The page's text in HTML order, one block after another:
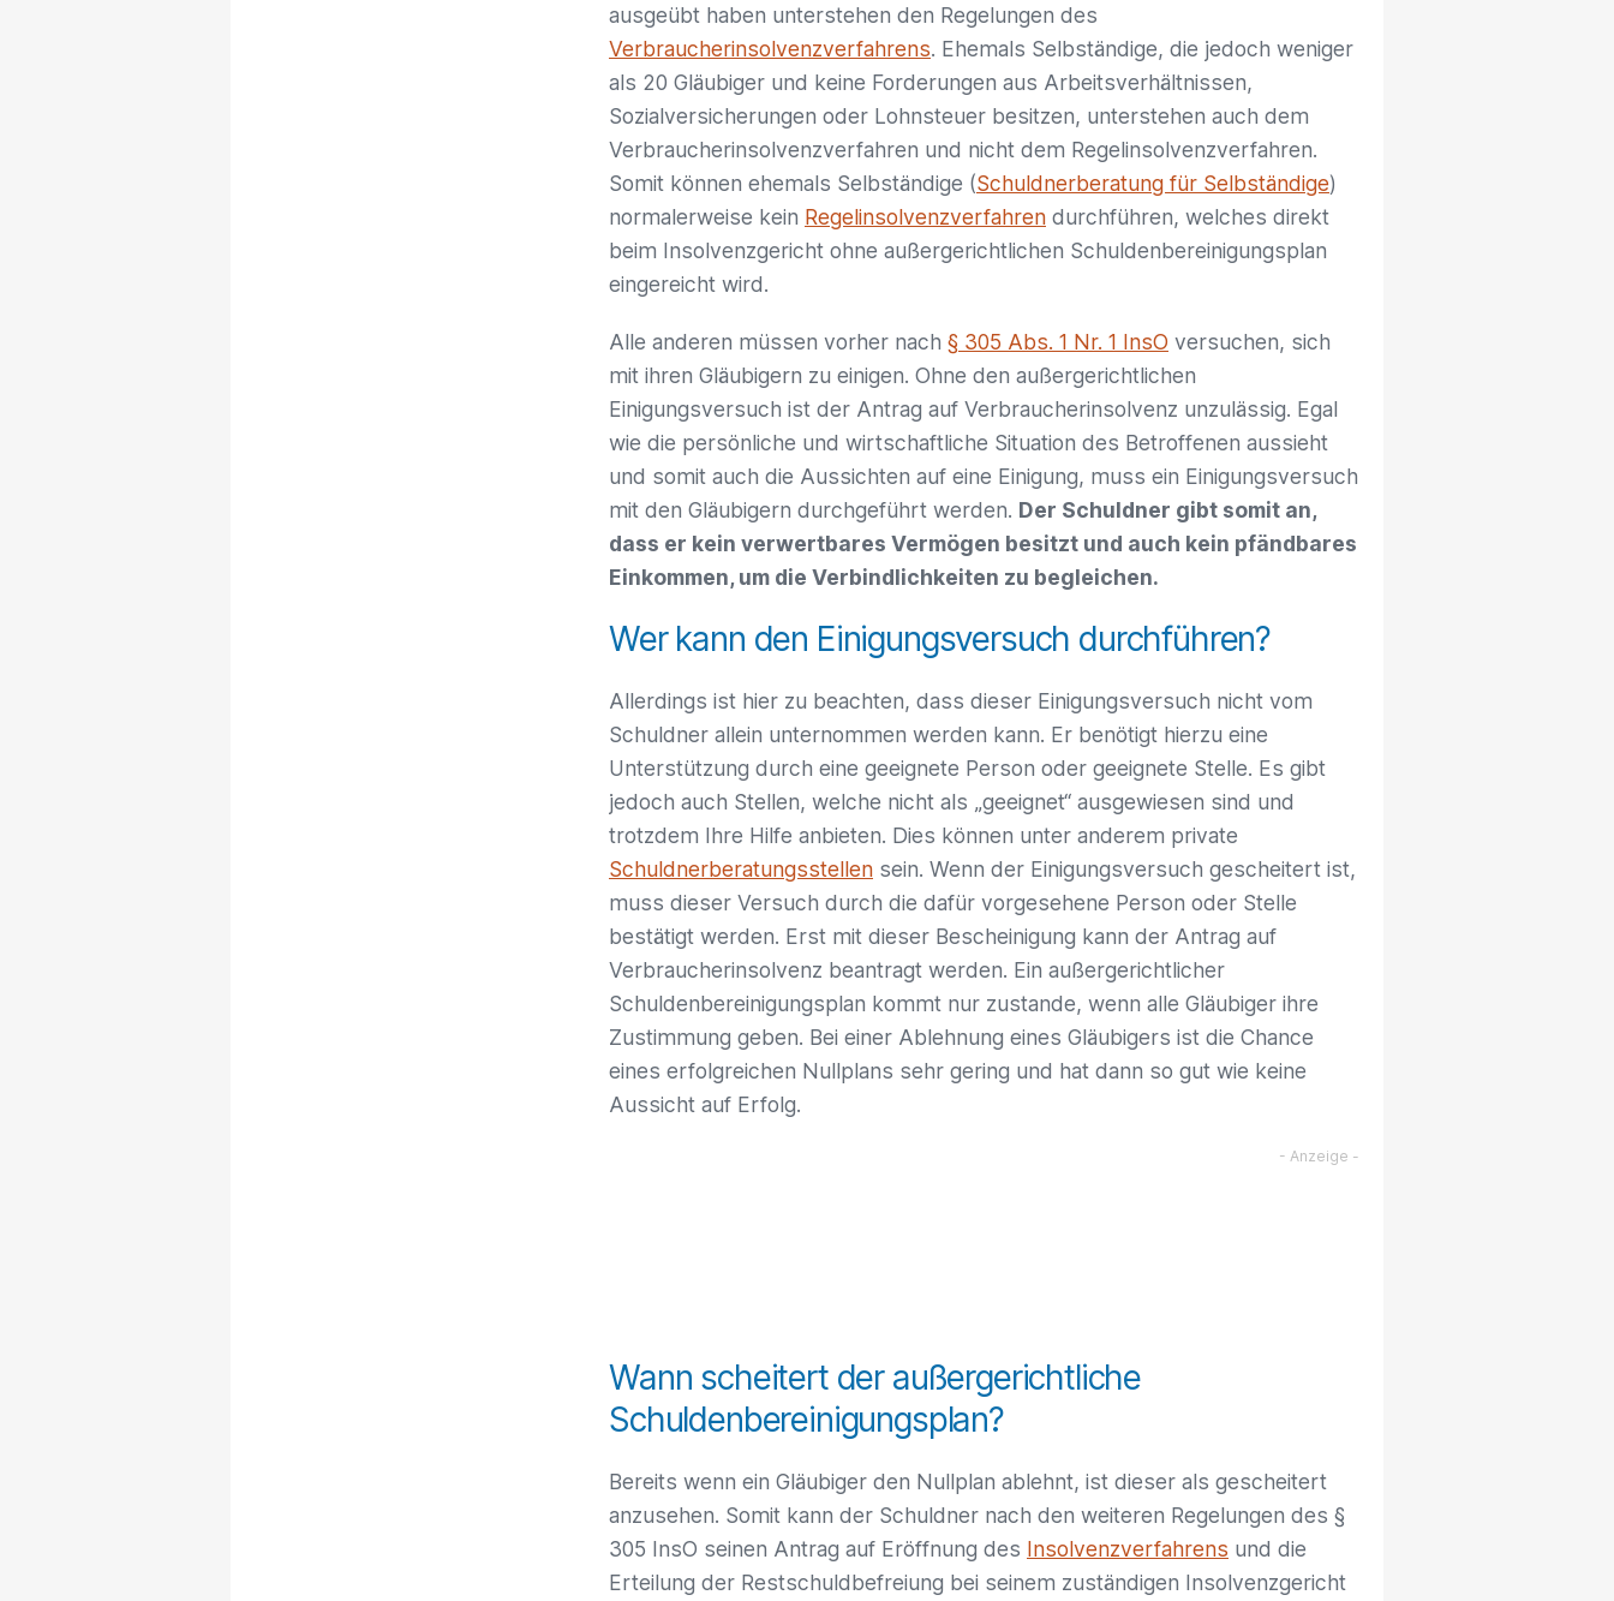
ausgeübt haben unterstehen den Regelungen des
Verbraucherinsolvenzverfahrens. Ehemals Selbständige, die jedoch weniger
als 20 Gläubiger und keine Forderungen aus Arbeitsverhältnissen,
Sozialversicherungen oder Lohnsteuer besitzen, unterstehen auch dem
Verbraucherinsolvenzverfahren und nicht dem Regelinsolvenzverfahren.
Somit können ehemals Selbständige (Schuldnerberatung für Selbständige)
normalerweise kein Regelinsolvenzverfahren durchführen, welches direkt
beim Insolvenzgericht ohne außergerichtlichen Schuldenbereinigungsplan
eingereicht wird.
Alle anderen müssen vorher nach § 305 Abs. 1 Nr. 1 InsO versuchen, sich
mit ihren Gläubigern zu einigen. Ohne den außergerichtlichen
Einigungsversuch ist der Antrag auf Verbraucherinsolvenz unzulässig. Egal
wie die persönliche und wirtschaftliche Situation des Betroffenen aussieht
und somit auch die Aussichten auf eine Einigung, muss ein Einigungsversuch
mit den Gläubigern durchgeführt werden. Der Schuldner gibt somit an,
dass er kein verwertbares Vermögen besitzt und auch kein pfändbares
Einkommen, um die Verbindlichkeiten zu begleichen.
Wer kann den Einigungsversuch durchführen?
Allerdings ist hier zu beachten, dass dieser Einigungsversuch nicht vom
Schuldner allein unternommen werden kann. Er benötigt hierzu eine
Unterstützung durch eine geeignete Person oder geeignete Stelle. Es gibt
jedoch auch Stellen, welche nicht als „geeignet“ ausgewiesen sind und
trotzdem Ihre Hilfe anbieten. Dies können unter anderem private
Schuldnerberatungsstellen sein. Wenn der Einigungsversuch gescheitert ist,
muss dieser Versuch durch die dafür vorgesehene Person oder Stelle
bestätigt werden. Erst mit dieser Bescheinigung kann der Antrag auf
Verbraucherinsolvenz beantragt werden. Ein außergerichtlicher
Schuldenbereinigungsplan kommt nur zustande, wenn alle Gläubiger ihre
Zustimmung geben. Bei einer Ablehnung eines Gläubigers ist die Chance
eines erfolgreichen Nullplans sehr gering und hat dann so gut wie keine
Aussicht auf Erfolg.
Wann scheitert der außergerichtliche
Schuldenbereinigungsplan?
Bereits wenn ein Gläubiger den Nullplan ablehnt, ist dieser als gescheitert
anzusehen. Somit kann der Schuldner nach den weiteren Regelungen des §
305 InsO seinen Antrag auf Eröffnung des Insolvenzverfahrens und die
Erteilung der Restschuldbefreiung bei seinem zuständigen Insolvenzgericht